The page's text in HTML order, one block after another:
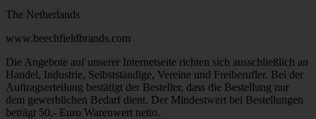
The Netherlands
www.beechfieldbrands.com
Die Angebote auf unserer Internetseite richten sich ausschließlich an
Handel, Industrie, Selbstständige, Vereine und Freiberufler. Bei der
Auftragserteilung bestätigt der Besteller, dass die Bestellung nur
dem gewerblichen Bedarf dient. Der Mindestwert bei Bestellungen
beträgt 50,- Euro Warenwert netto.